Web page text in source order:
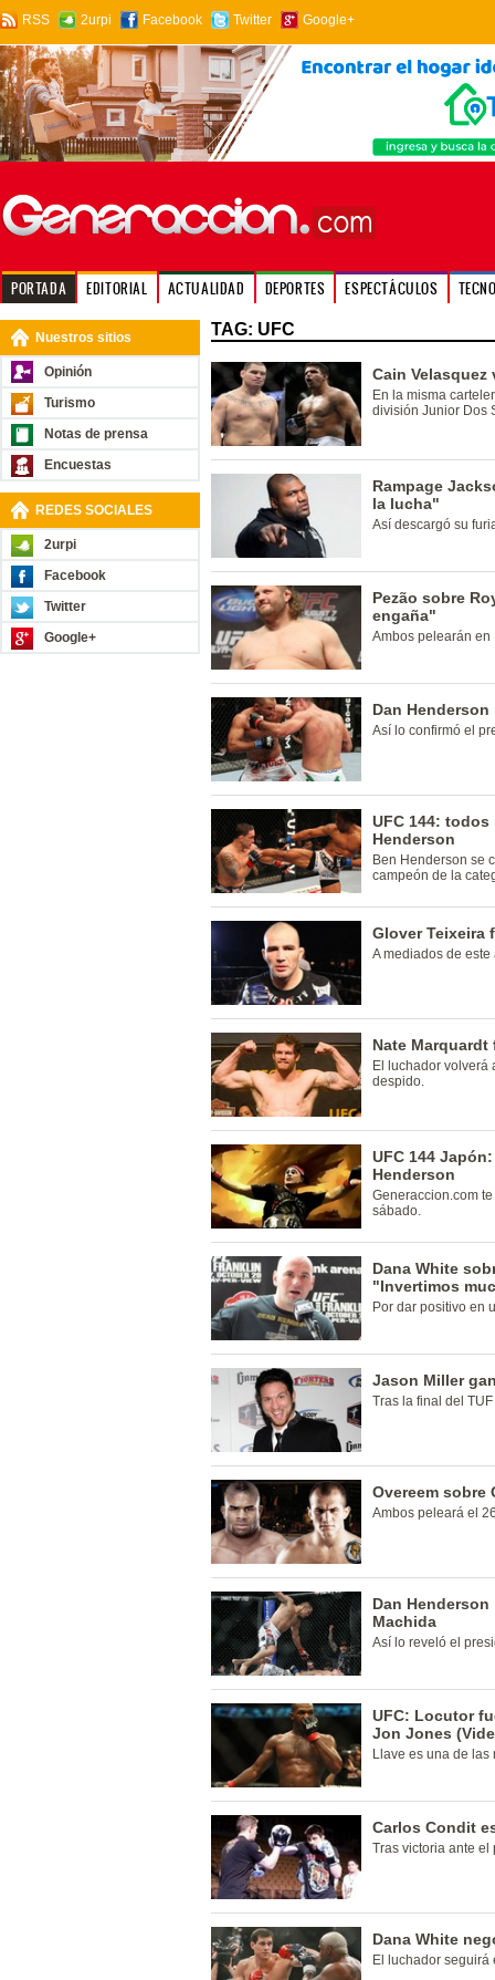
RSS 2urpi Facebook Twitter Google+
PORTADA EDITORIAL ACTUALIDAD DEPORTES ESPECTÁCULOS
Nuestros sitios
Opinión
Turismo
Notas de prensa
Encuestas
REDES SOCIALES
2urpi
Facebook
Twitter
Google+
TAG: UFC
Cain Velasquez
En la misma
división Junior Dos
Rampage
la lucha"
Así descargó su
Pezão sobre
engaña"
Ambos pelearán en
Dan
Así lo confirmó el
UFC 144:
Henderson
Ben Henderson se
campeón de la
Glover Teixeira
A mediados de
Nate
El luchador volverá
despido.
UFC 144
Henderson
Generaccion.com
sábado.
Dana White
"Invertimos
Por dar positivo en
Jason Miller
Tras la final del
Overeem sobre
Ambos peleará el
Dan
Machida
Así lo reveló el
UFC: Locutor
Jon Jones
Llave es una de las
Carlos Condit
Tras victoria ante el
Dana White
El luchador seguirá